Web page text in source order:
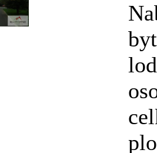
bytu o
lodžií.
plochou